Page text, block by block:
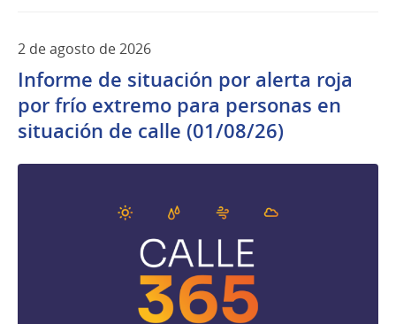
2 de agosto de 2026
Informe de situación por alerta roja
por frío extremo para personas en
situación de calle (01/08/26)